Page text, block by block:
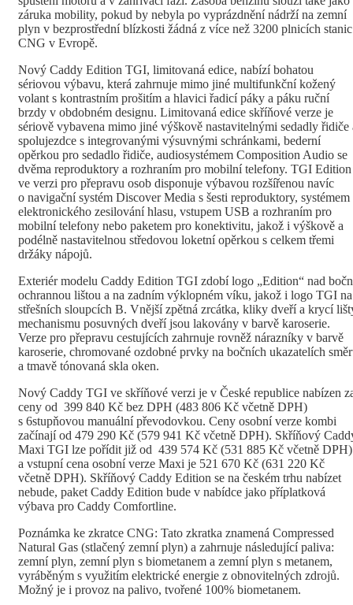
záruka mobility, pokud by nebyla po vyprázdnění nádrží na zemní
plyn v bezprostřední blízkosti žádná z více než 3200 plnicích stanic
CNG v Evropě.
Nový Caddy Edition TGI, limitovaná edice, nabízí bohatou
sériovou výbavu, která zahrnuje mimo jiné multifunkční kožený
volant s kontrastním prošitím a hlavici řadicí páky a páku ruční
brzdy v obdobném designu. Limitovaná edice skříňové verze je
sériově vybavena mimo jiné výškově nastavitelnými sedadly řidiče
spolujezdce s integrovanými výsuvnými schránkami, bederní
opěrkou pro sedadlo řidiče, audiosystémem Composition Audio se
dvěma reproduktory a rozhraním pro mobilní telefony. TGI Edition
ve verzi pro přepravu osob disponuje výbavou rozšířenou navíc
o navigační systém Discover Media s šesti reproduktory, systémem
elektronického zesilování hlasu, vstupem USB a rozhraním pro
mobilní telefony nebo paketem pro konektivitu, jakož i výškově a
podélně nastavitelnou středovou loketní opěrkou s celkem třemi
držáky nápojů.
Exteriér modelu Caddy Edition TGI zdobí logo „Edition“ nad
ochrannou lištou a na zadním výklopném víku, jakož i logo TGI na
střešních sloupcích B. Vnější zpětná zrcátka, kliky dveří a krycí
mechanismu posuvných dveří jsou lakovány v barvě karoserie.
Verze pro přepravu cestujících zahrnuje rovněž nárazníky v barvě
karoserie, chromované ozdobné prvky na bočních ukazatelích
a tmavě tónovaná skla oken.
Nový Caddy TGI ve skříňové verzi je v České republice nabízen
ceny od 399 840 Kč bez DPH (483 806 Kč včetně DPH)
s 6stupňovou manuální převodovkou. Ceny osobní verze kombi
začínají od 479 290 Kč (579 941 Kč včetně DPH). Skříňový
Maxi TGI lze pořídit již od 439 574 Kč (531 885 Kč včetně DPH)
a vstupní cena osobní verze Maxi je 521 670 Kč (631 220 Kč
včetně DPH). Skříňový Caddy Edition se na českém trhu nabízet
nebude, paket Caddy Edition bude v nabídce jako příplatková
výbava pro Caddy Comfortline.
Poznámka ke zkratce CNG: Tato zkratka znamená Compressed
Natural Gas (stlačený zemní plyn) a zahrnuje následující paliva:
zemní plyn, zemní plyn s biometanem a zemní plyn s metanem,
vyráběným s využitím elektrické energie z obnovitelných zdrojů.
Možný je i provoz na palivo, tvořené 100% biometanem.